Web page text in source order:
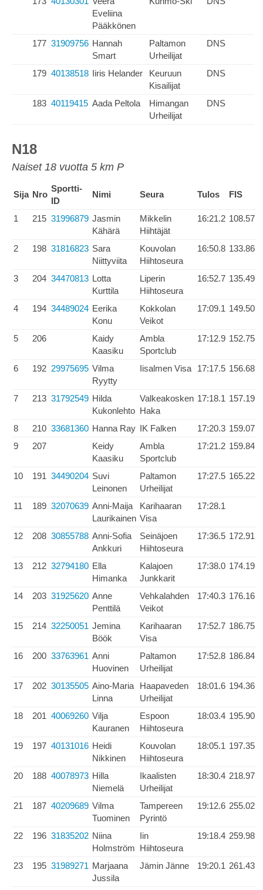
Eveliina
Pääkkönen
177 31909756 Hannah
Smart
Paltamon
Urheilijat
DNS
179 40138518 Iiris Helander
Keuruun
Kisailijat
DNS
183 40119415 Aada Peltola
Himangan
Urheilijat
DNS
N18
Naiset 18 vuotta 5 km P
Sija Nro
Sportti-
ID
Nimi Seura Tulos FIS
1 215 31996879 Jasmin
Kähärä
Mikkelin
Hiihtäjät
16:21.2 108.57
2 198 31816823 Sara
Niittyviita
Kouvolan
Hiihtoseura
16:50.8 133.86
3 204 34470813 Lotta
Kurttila
Liperin
Hiihtoseura
16:52.7 135.49
4 194 34489024 Eerika
Konu
Kokkolan
Veikot
17:09.1 149.50
5 206
Kaidy
Kaasiku
Ambla
Sportclub
17:12.9 152.75
6 192 29975695 Vilma
Ryytty
Iisalmen Visa 17:17.5 156.68
7 213 31792549 Hilda
Kukonlehto
Valkeakosken
Haka
17:18.1 157.19
8 210 33681360 Hanna Ray IK Falken 17:20.3 159.07
9
207
Keidy
Kaasiku
Ambla
Sportclub
17:21.2 159.84
10 191 34490204 Suvi
Leinonen
Paltamon
Urheilijat
17:27.5 165.22
11 189 32070639 Anni-Maija
Laurikainen
Karihaaran
Visa
17:28.1
12 208 30855788 Anni-Sofia
Ankkuri
Seinäjoen
Hiihtoseura
17:36.5 172.91
13 212 32794180 Ella
Himanka
Kalajoen
Junkkarit
17:38.0 174.19
14 203 31925620 Anne
Penttilä
Vehkalahden
Veikot
17:40.3 176.16
15 214 32250051 Jemina
Böök
Karihaaran
Visa
17:52.7 186.75
16 200 33763961 Anni
Huovinen
Paltamon
Urheilijat
17:52.8 186.84
17 202 30135505 Aino-Maria
Linna
Haapaveden
Urheilijat
18:01.6 194.36
18 201 40069260 Vilja
Kauranen
Espoon
Hiihtoseura
18:03.4 195.90
19 197 40131016 Heidi
Nikkinen
Kouvolan
Hiihtoseura
18:05.1 197.35
20 188 40078973 Hilla
Niemelä
Ikaalisten
Urheilijat
18:30.4 218.97
21 187 40209689 Vilma
Tuominen
Tampereen
Pyrintö
19:12.6 255.02
22 196 31835202 Niina
Holmström
Iin
Hiihtoseura
19:18.4 259.98
23 195 31989271 Marjaana
Jussila
Jämin Jänne 19:20.1 261.43